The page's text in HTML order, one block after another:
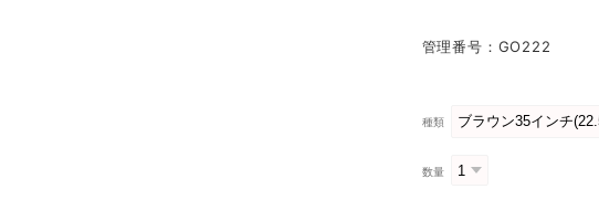
管理番号：GO222
種類
数量